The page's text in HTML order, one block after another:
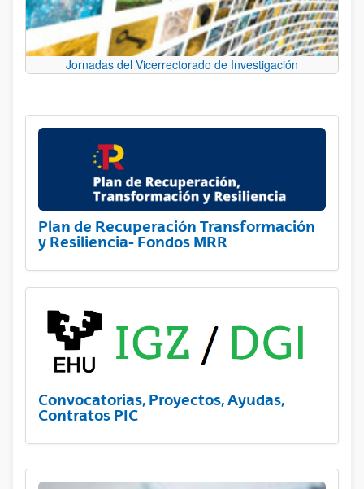
Jornadas del Vicerrectorado de Investigación
Plan de Recuperación Transformación
y Resiliencia- Fondos MRR
Convocatorias, Proyectos, Ayudas,
Contratos PIC